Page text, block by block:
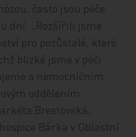
často jsou péče
dní. „Rozšířili jsme
pro pozůstalé, které
blízké jsme v péči
s nemocničním
oddělením
Brestovská,
Bárka v Oblastní